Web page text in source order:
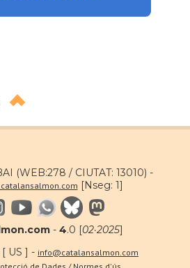
(WEB:278 / CIUTAT: 13010) -
[Nseg: 1]
- 4.0 [02·2025]
[ US ] - info@catalansalmon.com